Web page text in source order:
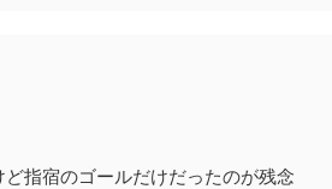
指宿のゴールだけだったのが残念